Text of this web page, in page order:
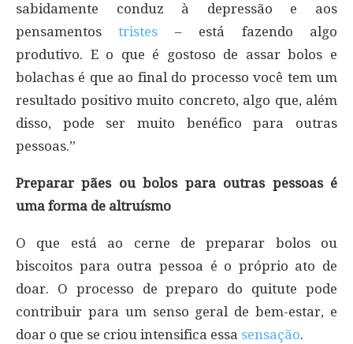
sabidamente conduz à depressão e aos
pensamentostristes – está fazendo algo
produtivo. E o que é gostoso de assar bolos e
bolachas é que ao final do processo você tem um
resultado positivo muito concreto, algo que, além
disso, pode ser muito benéfico para outras
pessoas.”
Preparar pães ou bolos para outras pessoas é
uma forma de altruísmo
O que está ao cerne de preparar bolos ou
biscoitos para outra pessoa é o próprio ato de
doar. O processo de preparo do quitute pode
contribuir para um senso geral de bem-estar, e
doar o que se criou intensifica essa sensação.